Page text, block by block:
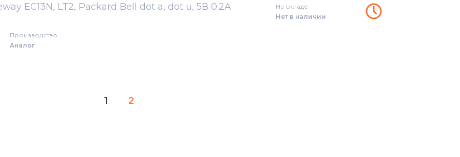
EC13N, LT2, Packard Bell dot a, dot u, 5В 0.2A
Производство
Аналог
На складе
Нет в наличии
1 2